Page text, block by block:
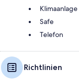
Klimaanlage
Safe
Telefon
Richtlinien